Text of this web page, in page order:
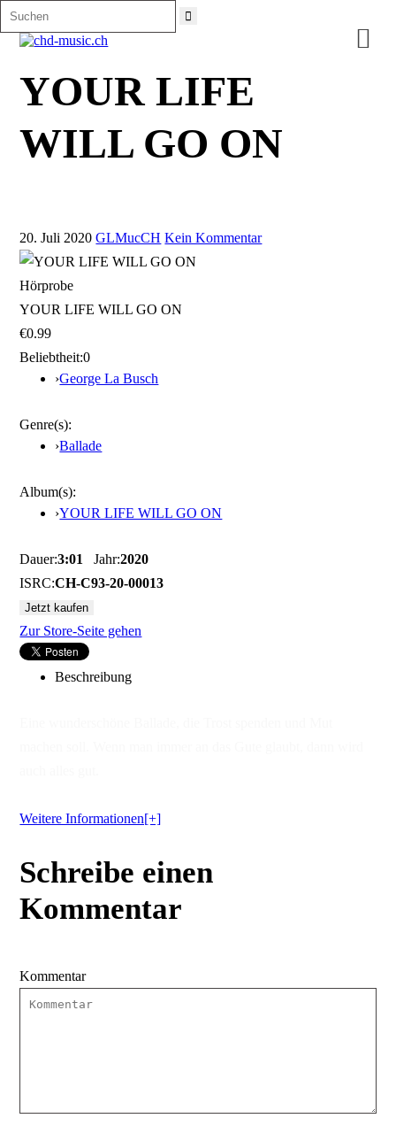

YOUR LIFE
WILL GO ON
20. Juli 2020 GLMucCH Kein Kommentar
Hörprobe
YOUR LIFE WILL GO ON
€0.99
Beliebtheit:0
›George La Busch
Genre(s):
›Ballade
Album(s):
›YOUR LIFE WILL GO ON
Dauer:3:01 Jahr:2020
ISRC:CH-C93-20-00013
Zur Store-Seite gehen
Beschreibung
Weitere Informationen[+]
Schreibe einen
Kommentar
Kommentar